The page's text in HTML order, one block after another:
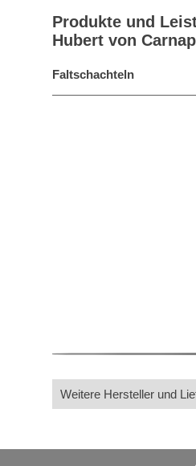
Produkte und
Hubert von
Faltschachteln
Weitere Hersteller und